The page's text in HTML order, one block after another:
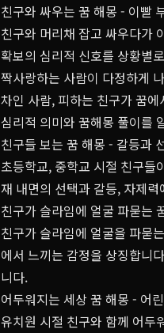
친구와 싸우는 꿈 해몽 - 이빨
친구와 머리채 잡고 싸우다가
확보의 심리적 신호를 상황별
짝사랑하는 사람이 다정하게
차인 사람, 피하는 친구가 꿈
심리적 의미와 꿈해몽 풀이를
친구들 보는 꿈 해몽 - 갈등과
초등학교, 중학교 시절 친구들
재 내면의 선택과 갈등, 자제
친구가 슬라임에 얼굴 파묻는
친구가 슬라임에 얼굴을 파묻
에서 느끼는 감정을 상징합니
니다.
어두워지는 세상 꿈 해몽 - 어
유치원 시절 친구와 함께 어두